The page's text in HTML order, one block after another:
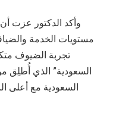
وأكد الدكتور عزت
مستويات الخدمة
تجربة الضيوف
السعودية” الذي أُطلِق
السعودية مع أعلى